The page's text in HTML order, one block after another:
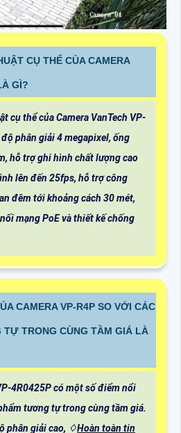
CỤ THỂ CỦA CAMERA
GÌ?
cụ thể của Camera VanTech VP-
phân giải 4 megapixel, ống
hỗ trợ ghi hình chất lượng cao
lên đến 25fps, hỗ trợ công
đêm tới khoảng cách 30 mét,
mạng PoE và thiết kế chống
CAMERA VP-R4P SO VỚI CÁC
TỰ TRONG CÙNG TẦM GIÁ LÀ
4R0425P có một số điểm nổi
tương tự trong cùng tầm giá.
phân giải cao, ♢Hoàn toàn tin